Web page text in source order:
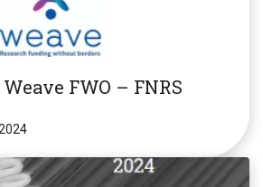
FWO – FNRS